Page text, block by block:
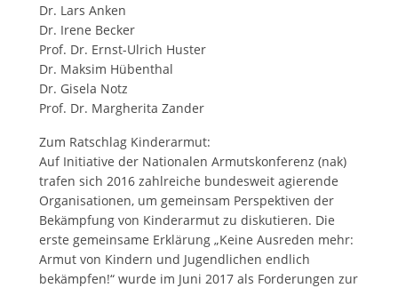
Dr. Lars Anken
Dr. Irene Becker
Prof. Dr. Ernst-Ulrich Huster
Dr. Maksim Hübenthal
Dr. Gisela Notz
Prof. Dr. Margherita Zander
Zum Ratschlag Kinderarmut:
Auf Initiative der Nationalen Armutskonferenz (nak)
trafen sich 2016 zahlreiche bundesweit agierende
Organisationen, um gemeinsam Perspektiven der
Bekämpfung von Kinderarmut zu diskutieren. Die
erste gemeinsame Erklärung „Keine Ausreden mehr:
Armut von Kindern und Jugendlichen endlich
bekämpfen!“ wurde im Juni 2017 als Forderungen zur